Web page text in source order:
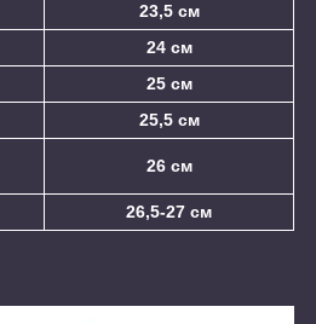
23,5 см
24 см
25 см
25,5 см
26 см
26,5-27 см